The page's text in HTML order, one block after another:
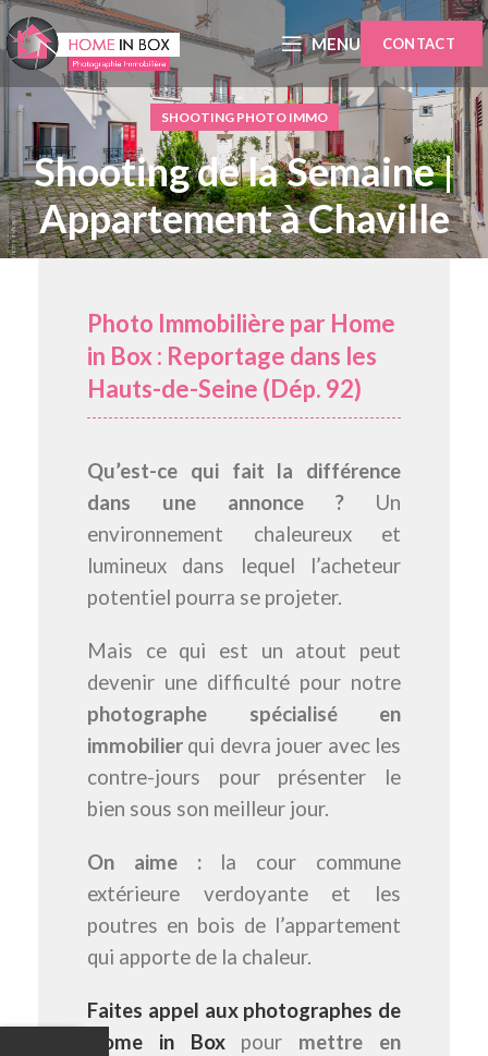
MENU CONTACT
SHOOTING PHOTO IMMO
Shooting de la Semaine |
Appartement à Chaville
Photo Immobilière par Home
in Box : Reportage dans les
Hauts-de-Seine (Dép. 92)
Qu’est-ce qui fait la différence
dans une annonce ? Un
environnement chaleureux et
lumineux dans lequel l’acheteur
potentiel pourra se projeter.
Mais ce qui est un atout peut
devenir une difficulté pour notre
photographe spécialisé en
immobilier qui devra jouer avec les
contre-jours pour présenter le
bien sous son meilleur jour.
On aime :la cour commune
extérieure verdoyante et les
poutres en bois de l’appartement
qui apporte de la chaleur.
Faites appel aux photographes de
Home in Boxpour mettre en